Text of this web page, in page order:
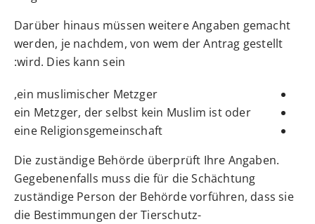
Darüber hinaus müssen weitere Angaben gemacht
werden, je nachdem, von wem der Antrag gestellt
wird. Dies kann sein:
ein muslimischer Metzger,
ein Metzger, der selbst kein Muslim ist oder
eine Religionsgemeinschaft
Die zuständige Behörde überprüft Ihre Angaben.
Gegebenenfalls muss die für die Schächtung
zuständige Person der Behörde vorführen, dass sie
die Bestimmungen der Tierschutz-